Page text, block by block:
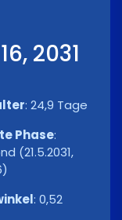
2031
: 24,9 Tage
Phase:
(21.5.2031,
: 0,52